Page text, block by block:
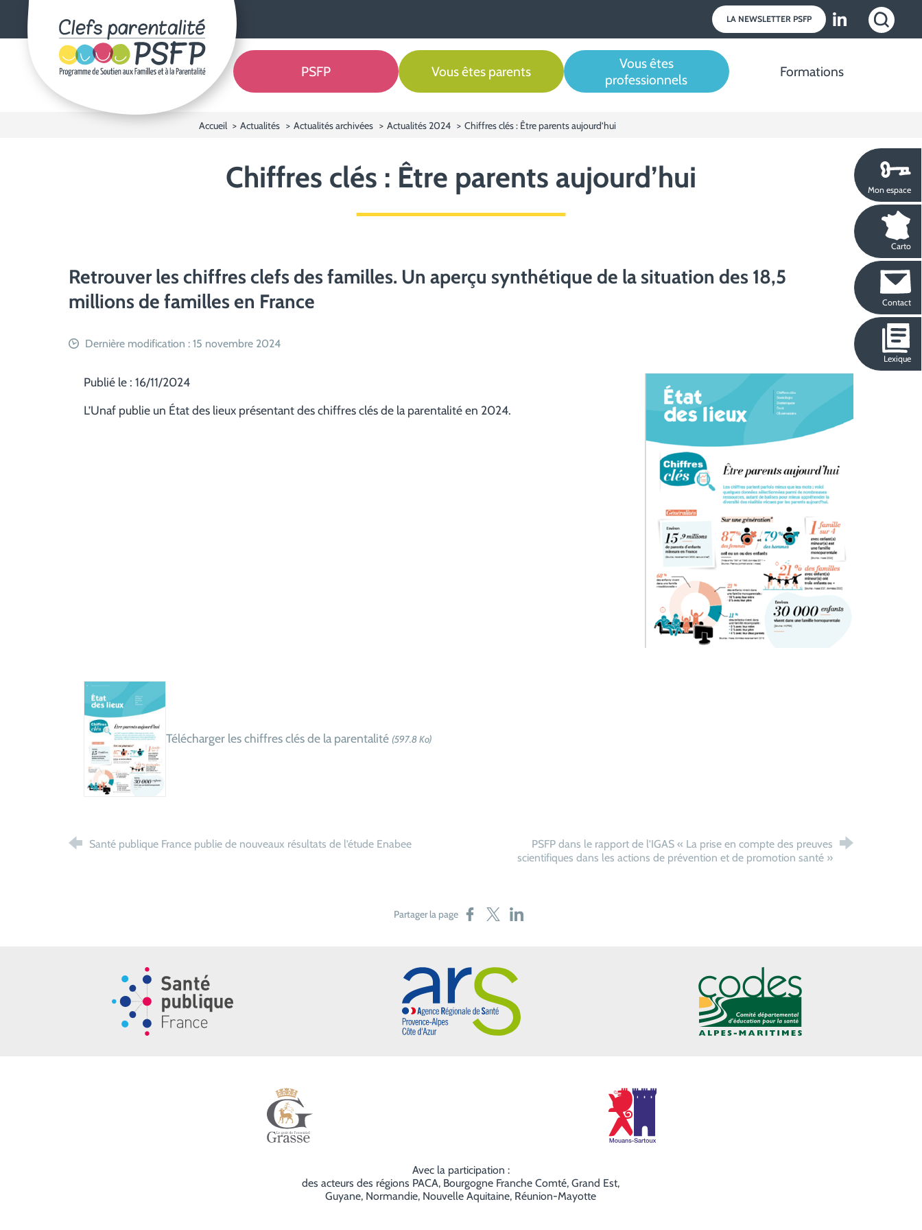
LA NEWSLETTER PSFP
Clefs parentalité PSFP - Programme de Soutien aux Familles et à la Parentalité
Mon espace
Carto
Contact
Lexique
PSFP Vous êtes parents
Vous êtes
professionnels
Formations
Accueil Actualités Actualités archivées Actualités 2024 Chiffres clés : Être parents aujourd’hui
Chiffres clés : Être parents aujourd’hui
Retrouver les chiffres clefs des familles. Un aperçu synthétique de la situation des 18,5
millions de familles en France
Dernière modification : 15 novembre 2024
Publié le : 16/11/2024
L’Unaf publie un État des lieux présentant des chiffres clés de la parentalité en 2024.
Télécharger les chiffres clés de la parentalité (597.8 Ko)
Santé publique France publie de nouveaux résultats de l’étude Enabee
PSFP dans le rapport de l’IGAS « La prise en compte des preuves
scientifiques dans les actions de prévention et de promotion santé »
Partager la page Partager sur Facebook
Partager sur XPartager sur LinkedIn
Santé publique France ARS Paca CoDES 06
Ville de Grasse Ville de Mouans-Sartoux
Avec la participation :
des acteurs des régions PACA, Bourgogne Franche Comté, Grand Est,
Guyane, Normandie, Nouvelle Aquitaine, Réunion-Mayotte